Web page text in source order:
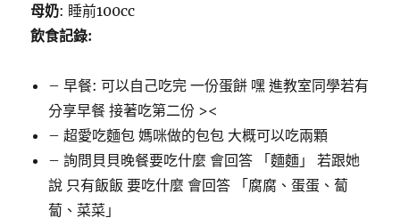
母奶: 睡前100cc
飲食記錄:
– 早餐: 可以自己吃完 一份蛋餅 嘿 進教室同學若有
分享早餐 接著吃第二份 ><
– 超愛吃麵包 媽咪做的包包 大概可以吃兩顆
– 詢問貝貝晚餐要吃什麼 會回答 「麵麵」 若跟她
說 只有飯飯 要吃什麼 會回答 「腐腐、蛋蛋、蔔
蔔、菜菜」